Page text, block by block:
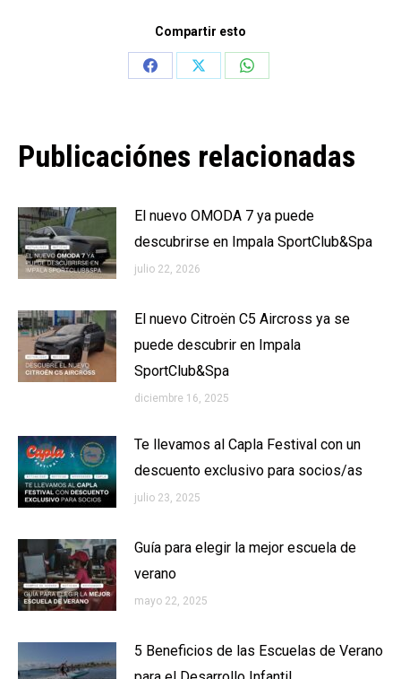
Compartir esto
Share
Share
Share
Publicaciónes relacionadas
El nuevo OMODA 7 ya puede
descubrirse en Impala SportClub&Spa
julio 22, 2026
El nuevo Citroën C5 Aircross ya se
puede descubrir en Impala
SportClub&Spa
diciembre 16, 2025
Te llevamos al Capla Festival con un
descuento exclusivo para socios/as
julio 23, 2025
Guía para elegir la mejor escuela de
verano
mayo 22, 2025
5 Beneficios de las Escuelas de Verano